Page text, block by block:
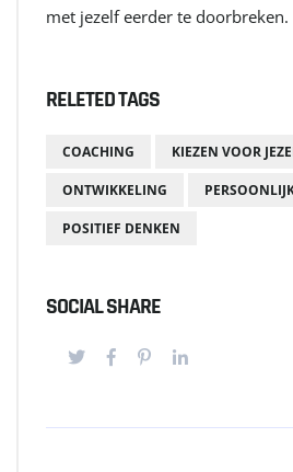
met jezelf eerder te doorbreken.
RELETED TAGS
COACHING KIEZEN VOOR
ONTWIKKELING
POSITIEF DENKEN
SOCIAL SHARE